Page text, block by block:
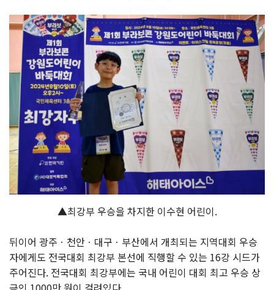
▲최강부 우승을 차지한 이수현 어린이.
뒤이어 광주ㆍ천안ㆍ대구ㆍ부산에서 개최되는 지역대회 우승
자에게도 전국대회 최강부 본선에 직행할 수 있는 16강 시드가
주어진다. 전국대회 최강부에는 국내 어린이 대회 최고 우승 상